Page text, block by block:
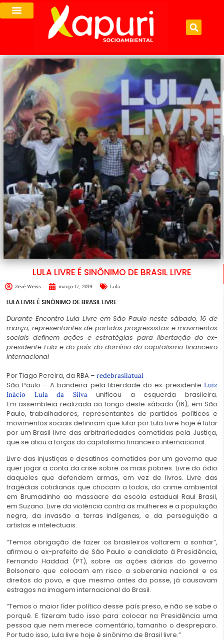
LULA LIVRE É SINÔNIMO DE BRASIL LIVRE
Zezé Weiss março 17, 2019 Lula
LULA LIVRE É SINÔNIMO DE BRASIL LIVRE
Durante Encontro Lula Livre em São Paulo neste sábado, 16 de
março, representantes de partidos progressistas e movimentos
sociais definem ações e estratégias para libertação do ex-
presidente Lula e do país do domínio do capitalismo financeiro
internacional
Por Tiago Pereira, da RBA – redebrasilatual
São Paulo – A bandeira pela liberdade do ex-presidente Luiz
Inácio Lula da Silvaunificou a esquerda brasileira.
Em assembleia realizada ao longo deste sábado (16), em São
Paulo, trabalhadores, representantes de partidos políticos e
movimentos sociais definiram que lutar por Lula Livre hoje é lutar
por um Brasil livre das arbitrariedades cometidas pela Justiça,
que se aliou a forças do capitalismo financeiro internacional.
Livre das injustiças e desatinos cometidos por um governo que
quer jogar a conta da crise sobre os mais pobres. Livre do ódio
daqueles que defendem armas, em vez de livros. Livre das
tragédias cotidianas que chocam a todos, do crime ambiental
em Brumadinho ao massacre da escola estadual Raul Brasil,
em Suzano. Livre da violência contra as mulheres e a população
negra, da invasão a terras indígenas, e da perseguição a
artistas e intelectuais.
“Temos obrigação de fazer os brasileiros voltarem a sonhar”,
afirmou o ex-prefeito de São Paulo e candidato à Presidência,
Fernando Haddad (PT), sobre as ações diárias do governo
Bolsonaro que colocam em risco a soberania nacional e os
direitos do povo, e que mesmo antes da posse, já causavam
estragos na imagem internacional do Brasil.
“Temos o maior líder político desse país preso, e não se sabe o
porquê. E fizeram tudo isso para colocar na Presidência uma
pessoa que nem merece comentário, tamanho o despreparo.
Por tudo isso, Lula livre hoje é sinônimo de Brasil livre.”